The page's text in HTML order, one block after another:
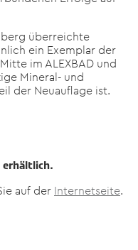
überreichte
ein Exemplar der
im ALEXBAD und
Mineral- und
der Neuauflage ist.
auf der Internetseite.